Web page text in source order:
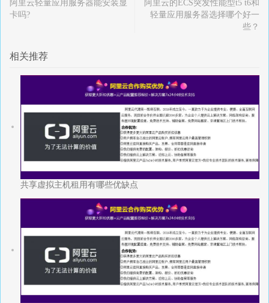
阿里云轻量应用服务器能安装显
卡吗?
阿里云的ECS突发性能型t5 t6和
轻量应用服务器选择哪个好一
些？
相关推荐
共享虚拟主机租用有哪些优缺点